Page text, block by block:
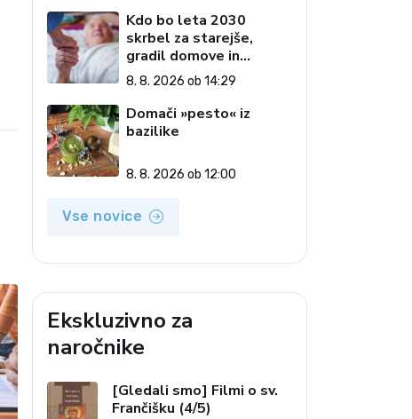
Kdo bo leta 2030
skrbel za starejše,
gradil domove in
zagotavljal javne
storitve?
8. 8. 2026 ob 14:29
Domači »pesto« iz
bazilike
8. 8. 2026 ob 12:00
Vse novice
Ekskluzivno za
naročnike
[Gledali smo] Filmi o sv.
Frančišku (4/5)